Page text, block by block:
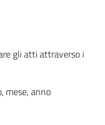
gli atti attraverso i
mese, anno